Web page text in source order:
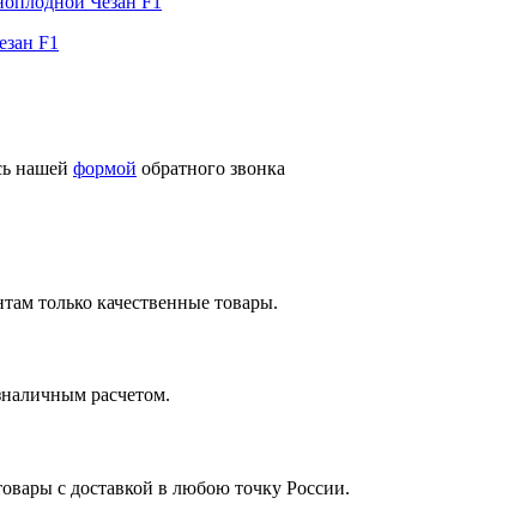
F1
нашей формой обратного звонка
только качественные товары.
расчетом.
с доставкой в любою точку России.